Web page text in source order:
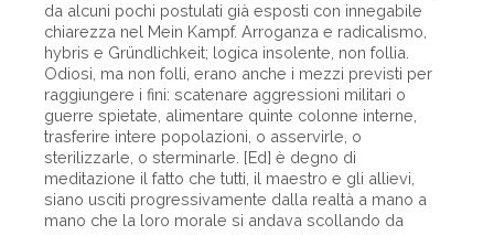
da alcuni pochi postulati già esposti con innegabile
chiarezza nel Mein Kampf. Arroganza e radicalismo,
hybris e Gründlichkeit; logica insolente, non follia.
Odiosi, ma non folli, erano anche i mezzi previsti per
raggiungere i fini: scatenare aggressioni militari o
guerre spietate, alimentare quinte colonne interne,
trasferire intere popolazioni, o asservirle, o
sterilizzarle, o sterminarle. [Ed] è degno di
meditazione il fatto che tutti, il maestro e gli allievi,
siano usciti progressivamente dalla realtà a mano a
mano che la loro morale si andava scollando da